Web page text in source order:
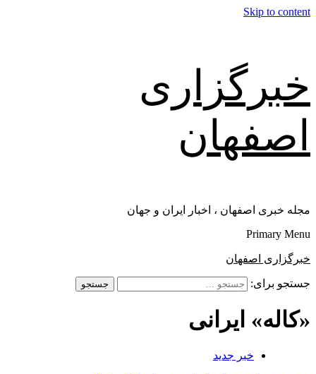
Skip to content
خبرگزاری
اصفهان
مجله خبری اصفهان ، اخبار ایران و جهان
Primary Menu
خبرگزاری اصفهان
جستجو برای:
«کاله» ایرانی
خبر جدید